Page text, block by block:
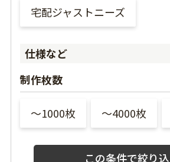
宅配ジャストニーズ
仕様など
制作枚数
〜1000枚 〜4000枚